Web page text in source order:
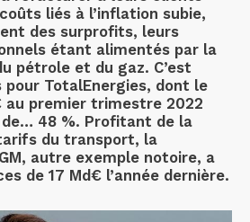
liés à l’inflation subie,
des surprofits, leurs
étant alimentés par la
pétrole et du gaz. C’est
TotalEnergies, dont le
au premier trimestre 2022
de… 48 %. Profitant de la
du transport, la
autre exemple notoire, a
de 17 Md€ l’année dernière.